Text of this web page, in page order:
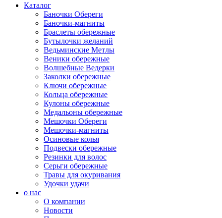
Каталог
Баночки Обереги
Баночки-магниты
Браслеты обережные
Бутылочки желаний
Ведьминские Метлы
Веники обережные
Волшебные Ведерки
Заколки обережные
Ключи обережные
Кольца обережные
Кулоны обережные
Медальоны обережные
Мешочки Обереги
Мешочки-магниты
Осиновые колья
Подвески обережные
Резинки для волос
Серьги обережные
Травы для окуривания
Удочки удачи
о нас
О компании
Новости